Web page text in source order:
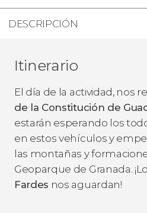
DESCRIPCIÓN
Itinerario
El día de la actividad, nos
de la Constitución de
estarán esperando los
en estos vehículos y
las montañas y
Geoparque de Granada.
Fardes nos aguardan!